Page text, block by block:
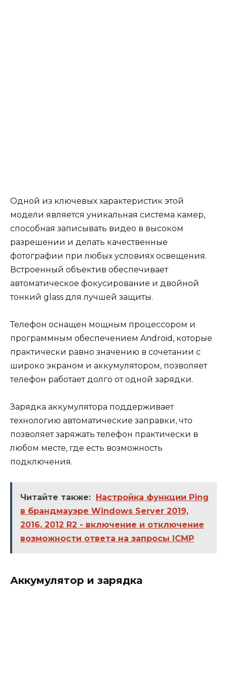
Одной из ключевых характеристик этой
модели является уникальная система камер,
способная записывать видео в высоком
разрешении и делать качественные
фотографии при любых условиях освещения.
Встроенный объектив обеспечивает
автоматическое фокусирование и двойной
тонкий glass для лучшей защиты.
Телефон оснащен мощным процессором и
программным обеспечением Android, которые
практически равно значению в сочетании с
широко экраном и аккумулятором, позволяет
телефон работает долго от одной зарядки.
Зарядка аккумулятора поддерживает
технологию автоматические заправки, что
позволяет заряжать телефон практически в
любом месте, где есть возможность
подключения.
Читайте также:
Настройка функции Ping
в брандмауэре Windows Server 2019,
2016, 2012 R2 - включение и отключение
возможности ответа на запросы ICMP
Аккумулятор и зарядка